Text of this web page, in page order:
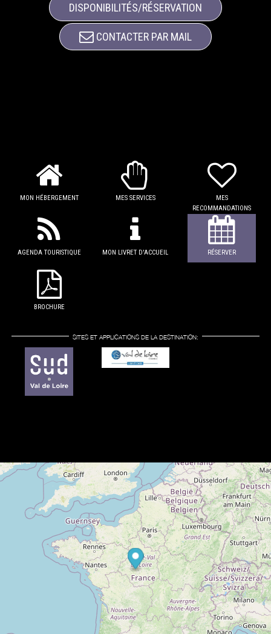
DISPONIBILITÉS/RÉSERVATION
CONTACTER PAR MAIL
MON HÉBERGEMENT MES SERVICES
MES
RECOMMANDATIONS
AGENDA TOURISTIQUE MON LIVRET D'ACCUEIL RÉSERVER
BROCHURE
SITES ET APPLICATIONS DE LA DESTINATION: